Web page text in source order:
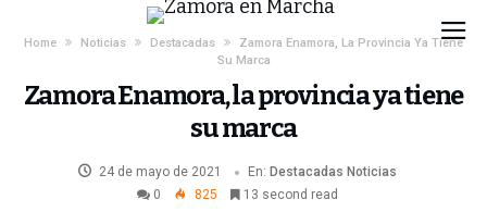
Home Noticias Destacadas
Zamora Enamora, La Provincia Ya Tiene
Su Marca
Zamora Enamora, la provincia ya tiene
su marca
24 de mayo de 2021 En: Destacadas Noticias
0
825 13 second read